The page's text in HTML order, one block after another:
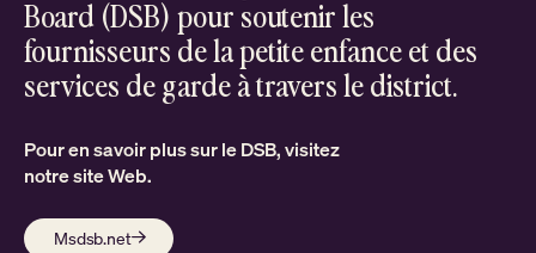
Board (DSB) pour soutenir les
fournisseurs de la petite enfance et des
services de garde à travers le district.
Pour en savoir plus sur le DSB, visitez
notre site Web.
Msdsb.net